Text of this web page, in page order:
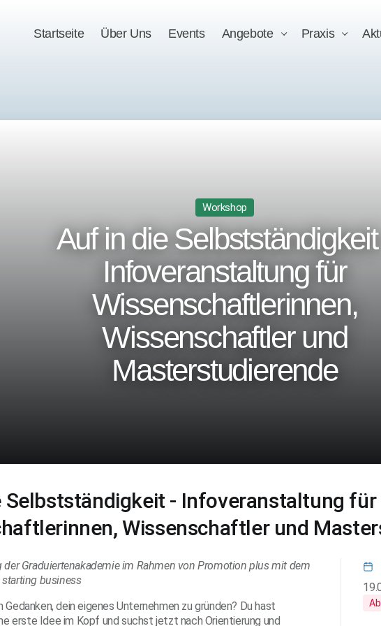
Startseite Über Uns Events Angebote Praxis
Workshop
Auf in die
Infoveranstaltung für
Wissenschaftlerinnen,
Wissenschaftler und
Masterstudierende
Selbstständigkeit - Infoveranstaltung für
Wissenschaftler und
der Graduiertenakademie im Rahmen von Promotion plus mit dem
business
dein eigenes Unternehmen zu gründen? Du hast
erste Idee im Kopf und suchst jetzt nach Orientierung und